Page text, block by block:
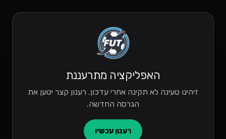
האפליקציה מתרעננת
זיהינו טעינה לא תקינה אחרי עדכון. רענון קצר יטען את
הגרסה החדשה.
רענון עכשיו